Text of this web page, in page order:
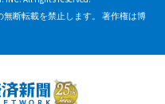
断転載を禁止します。 著作権は博